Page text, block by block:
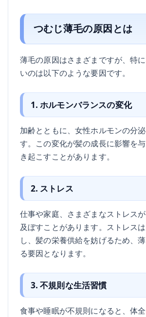
つむじ薄毛の原因とは
薄毛の原因はさまざまですが、特
いのは以下のような要因です。
1. ホルモンバランスの変化
加齢とともに、女性ホルモンの分
す。この変化が髪の成長に影響を
き起こすことがあります。
2. ストレス
仕事や家庭、さまざまなストレス
及ぼすことがあります。ストレス
し、髪の栄養供給を妨げるため、
る要因となります。
3. 不規則な生活習慣
食事や睡眠が不規則になると、体